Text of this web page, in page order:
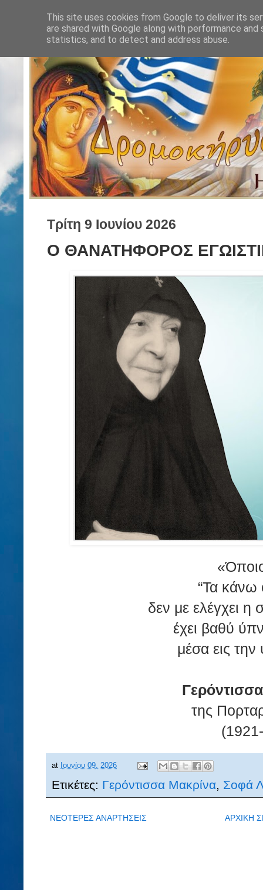
Τρίτη 9 Ιουνίου 2026
Ο ΘΑΝΑΤΗΦΟΡΟΣ
“Τα κάνω
δεν με ελέγχει
έχει βαθύ
μέσα εις
της
at Ιουνίου 09, 2026
Ετικέτες: Γερόντισσα Μακρίνα Σοφά
ΝΕΟΤΕΡΕΣ ΑΝΑΡΤΗΣΕΙΣ ΑΡΧΙΚΗ
This site uses cookies from Google to deliver its
are shared with Google along with performance
statistics, and to detect and address abuse.